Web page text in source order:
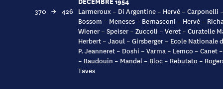
370 → 426 Larmeroux – Di Argentine – Hervé – Carponelli
Bossom – Meneses – Bernasconi – Hervé –
Wiener – Speiser – Zuccoli – Veret – Curatelle
Herbert – Jaoul – Girsberger – Ecole Nationale
P. Jeanneret – Doshi – Varma – Lemco – Canet
– Baudouin – Mandel – Bloc – Rebutato –
Taves